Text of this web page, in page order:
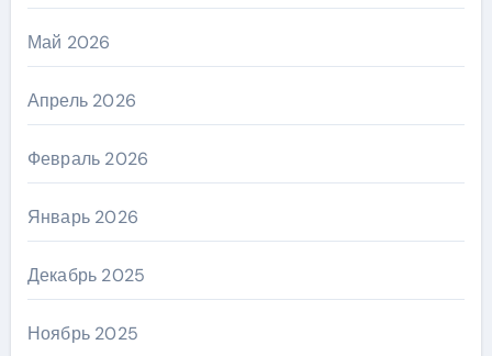
Май 2026
Апрель 2026
Февраль 2026
Январь 2026
Декабрь 2025
Ноябрь 2025